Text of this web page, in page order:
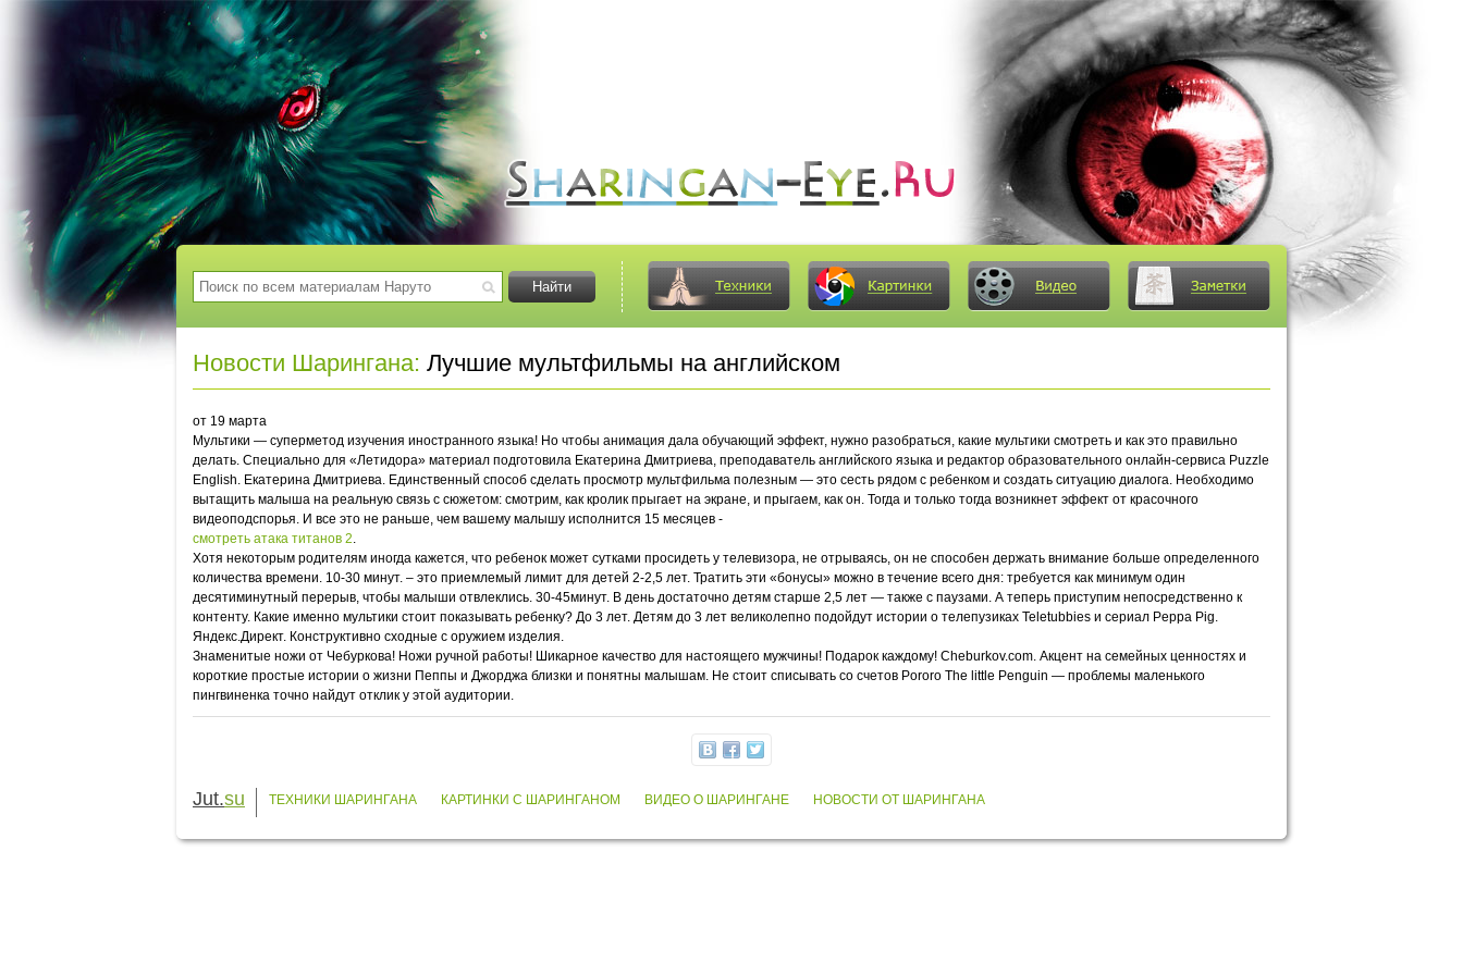
Новости Шарингана: Лучшие мультфильмы на английском
от 19 марта
Мультики — суперметод изучения иностранного языка! Но чтобы анимация дала обучающий эффект, нужно разобраться, какие мультики смотреть и как это правильно
делать. Специально для «Летидора» материал подготовила Екатерина Дмитриева, преподаватель английского языка и редактор образовательного онлайн-сервиса Puzzle
English. Екатерина Дмитриева. Единственный способ сделать просмотр мультфильма полезным — это сесть рядом с ребенком и создать ситуацию диалога. Необходимо
вытащить малыша на реальную связь с сюжетом: смотрим, как кролик прыгает на экране, и прыгаем, как он. Тогда и только тогда возникнет эффект от красочного
видеоподспорья. И все это не раньше, чем вашему малышу исполнится 15 месяцев -
смотреть атака титанов 2.
Хотя некоторым родителям иногда кажется, что ребенок может сутками просидеть у телевизора, не отрываясь, он не способен держать внимание больше определенного
количества времени. 10-30 минут. – это приемлемый лимит для детей 2-2,5 лет. Тратить эти «бонусы» можно в течение всего дня: требуется как минимум один
десятиминутный перерыв, чтобы малыши отвлеклись. 30-45минут. В день достаточно детям старше 2,5 лет — также с паузами. А теперь приступим непосредственно к
контенту. Какие именно мультики стоит показывать ребенку? До 3 лет. Детям до 3 лет великолепно подойдут истории о телепузиках Teletubbies и сериал Peppa Pig.
Яндекс.Директ. Конструктивно сходные с оружием изделия.
Знаменитые ножи от Чебуркова! Ножи ручной работы! Шикарное качество для настоящего мужчины! Подарок каждому! Cheburkov.com. Акцент на семейных ценностях и
короткие простые истории о жизни Пеппы и Джорджа близки и понятны малышам. Не стоит списывать со счетов Pororo The little Penguin — проблемы маленького
пингвиненка точно найдут отклик у этой аудитории.
Jut.su ТЕХНИКИ ШАРИНГАНА КАРТИНКИ С ШАРИНГАНОМ ВИДЕО О ШАРИНГАНЕ НОВОСТИ ОТ ШАРИНГАНА